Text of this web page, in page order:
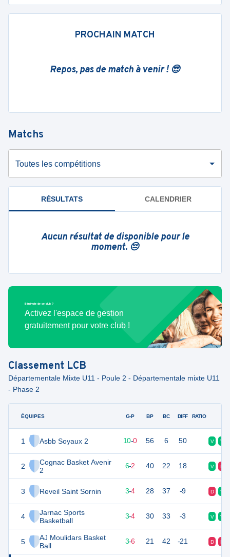
PROCHAIN MATCH
Repos, pas de match à venir ! 😎
Matchs
Toutes les compétitions
RÉSULTATS CALENDRIER
Aucun résultat de disponible pour le
moment. 😔
Bénévole de ce club ?
Activez l'espace de gestion
gratuitement pour votre club !
Classement LCB
Départementale Mixte U11 - Poule 2 - Départementale mixte U11
- Phase 2
ÉQUIPES
1 Asbb Soyaux 2
2
Cognac Basket Avenir
2
3 Reveil Saint Sornin
4
Jarnac Sports
Basketball
5
AJ Moulidars Basket
Ball
G-P BP BC DIFF RATIO
10-0 56 6 50 V V
14 10 6-2 40 22 18 V D
9 3-4 28 37 -9 D V
3-4 30 33 -3 V V
7 3-6 21 42 -21 D D